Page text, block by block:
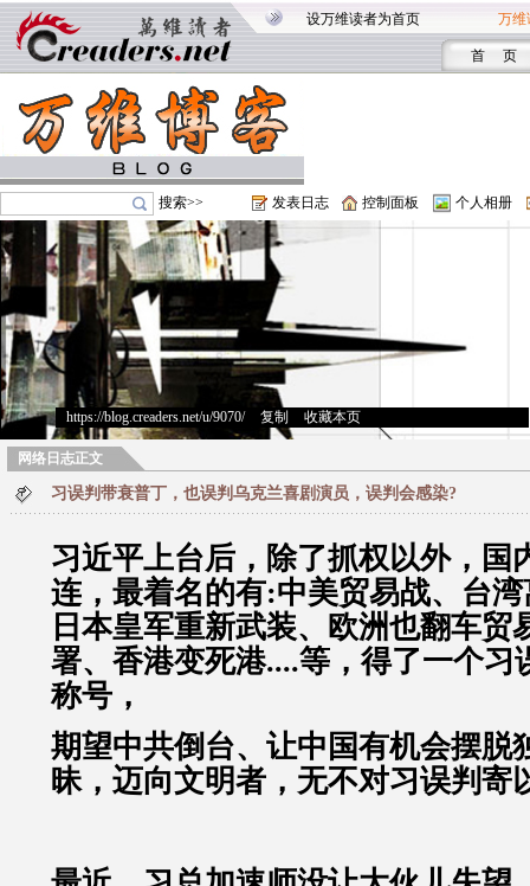
设万维读者为首页 万维
首 页
搜索>> 发表日志 控制面板 个人相册
https://blog.creaders.net/u/9070/> 复制 收藏本页
网络日志正文
习误判带衰普丁，也误判乌克兰喜剧演员，误判会感染?
习近平上台后，除了抓权以外，国
连，最着名的有:中美贸易战、台
日本皇军重新武装、欧洲也翻车贸
署、香港变死港....等，得了一个习
称号，
期望中共倒台、让中国有机会摆脱
昧，迈向文明者，无不对习误判寄